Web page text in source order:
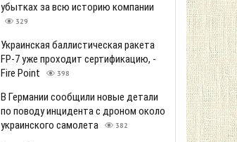
убытках за всю историю компании
329
Украинская баллистическая ракета
FP-7 уже проходит сертификацию, -
Fire Point
398
В Германии сообщили новые детали
по поводу инцидента с дроном около
украинского самолета
382